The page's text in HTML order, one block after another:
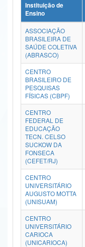
Ministério da Ciência,
Ministério do Meio Ambiente
Ministério do Turismo
Ministério do
Controladoria-Geral da União
Ministério da Mulher, da
Secretaria-Geral
Secretaria de Governo
Advocacia-Geral da União
Instituição de
Ensino
ASSOCIAÇÃO
BRASILEIRA DE
SAÚDE COLETIVA
(ABRASCO)
CENTRO
BRASILEIRO DE
PESQUISAS
FÍSICAS (CBPF)
CENTRO
FEDERAL DE
EDUCAÇÃO
TECN. CELSO
SUCKOW DA
FONSECA
(CEFET/RJ)
CENTRO
UNIVERSITÁRIO
AUGUSTO MOTTA
(UNISUAM)
CENTRO
UNIVERSITÁRIO
CARIOCA
(UNICARIOCA)